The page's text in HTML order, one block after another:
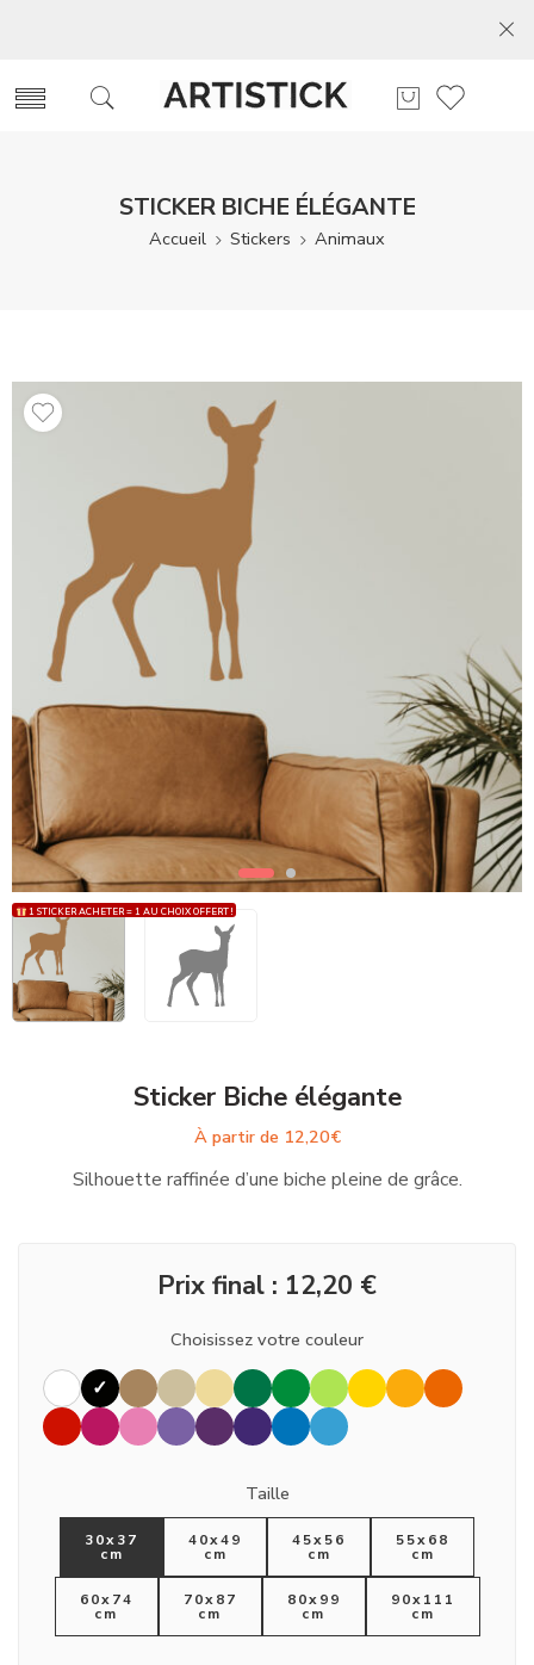
STICKER BICHE ÉLÉGANTE
Accueil Stickers Animaux
1 STICKER ACHETER = 1 AU CHOIX OFFERT !
Sticker Biche élégante
À partir de 12,20€
Silhouette raffinée d’une biche pleine de grâce.
Prix final : 12,20 €
Choisissez votre couleur
Taille
30x37
cm
40x49
cm
45x56
cm
55x68
cm
60x74
cm
70x87
cm
80x99
cm
90x111
cm